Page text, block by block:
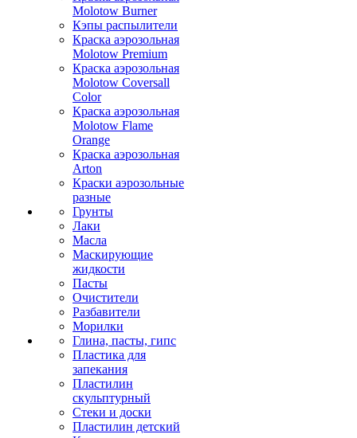
Molotow Burner
Кэпы распылители
Краска аэрозольная
Molotow Premium
Краска аэрозольная
Molotow Coversall
Color
Краска аэрозольная
Molotow Flame
Orange
Краска аэрозольная
Arton
Краски аэрозольные
разные
Грунты
Лаки
Масла
Маскирующие
жидкости
Пасты
Очистители
Разбавители
Морилки
Глина, пасты, гипс
Пластика для
запекания
Пластилин
скульптурный
Стеки и доски
Пластилин детский